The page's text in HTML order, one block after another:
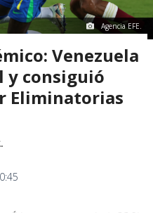
Agencia EFE.
Venezuela
y consiguió
Eliminatorias
.